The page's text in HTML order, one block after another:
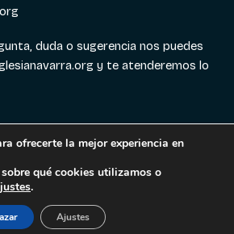
duda o sugerencia nos puedes
y te atenderemos lo
ofrecerte la mejor experiencia en
qué cookies utilizamos o
.
Ajustes